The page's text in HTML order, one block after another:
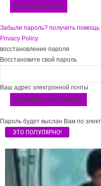
Забыли пароль? получить помощь
Privacy Policy
восстановление пароля
Восстановите свой пароль
Ваш адрес электронной почты
Пароль будет выслан Вам по
ЭТО ПОПУЛЯРНО!